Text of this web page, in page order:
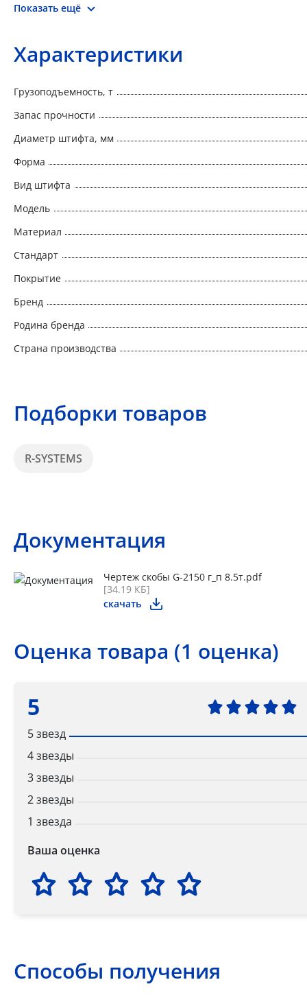
Показать ещё
Характеристики
Грузоподъемность, т
Запас прочности
Диаметр штифта, мм
Форма
Вид штифта
Модель
Материал
Стандарт
Покрытие
Бренд
Родина бренда
Страна производства
Подборки товаров
R-SYSTEMS
Документация
Чертеж скобы G-2150 г_п 8.5т.pdf
[34.19 КБ]
скачать
Оценка товара (1 оценка)
5
5 звезд
4 звезды
3 звезды
2 звезды
1 звезда
Ваша оценка
Способы получения